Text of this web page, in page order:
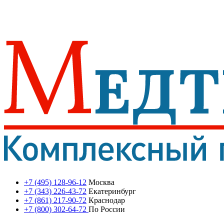
+7 (495) 128-96-12 Москва
+7 (343) 226-43-72 Екатеринбург
+7 (861) 217-90-72 Краснодар
+7 (800) 302-64-72 По России